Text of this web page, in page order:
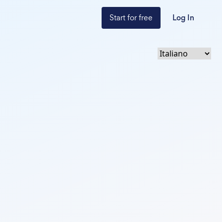
Start for free Log In